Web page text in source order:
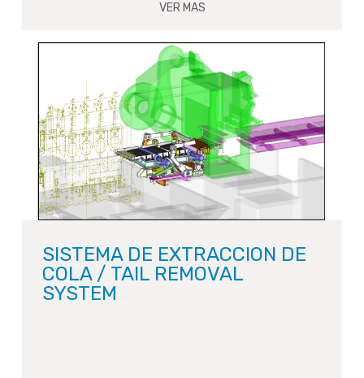
VER MAS
SISTEMA DE EXTRACCION DE
COLA / TAIL REMOVAL
SYSTEM